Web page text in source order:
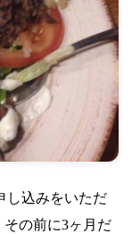
し込みをいただ
の前に3ヶ月だ